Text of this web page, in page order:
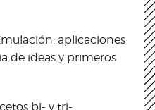
aplicaciones
de ideas y primeros
bi- y tri-